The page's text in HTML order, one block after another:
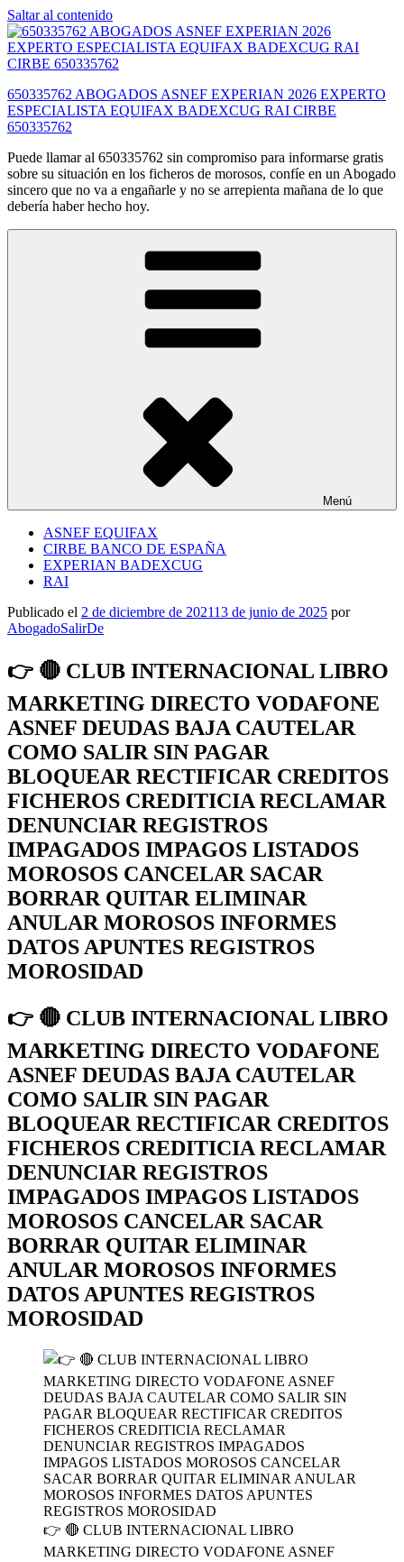
Saltar al contenido
650335762 ABOGADOS ASNEF EXPERIAN 2026 EXPERTO
ESPECIALISTA EQUIFAX BADEXCUG RAI CIRBE
650335762
Puede llamar al 650335762 sin compromiso para informarse gratis
sobre su situación en los ficheros de morosos, confíe en un Abogado
sincero que no va a engañarle y no se arrepienta mañana de lo que
debería haber hecho hoy.
Menú
ASNEF EQUIFAX
CIRBE BANCO DE ESPAÑA
EXPERIAN BADEXCUG
RAI
Publicado el 2 de diciembre de 202113 de junio de 2025 por
AbogadoSalirDe
👉 🔴 CLUB INTERNACIONAL LIBRO
MARKETING DIRECTO VODAFONE
ASNEF DEUDAS BAJA CAUTELAR
COMO SALIR SIN PAGAR
BLOQUEAR RECTIFICAR CREDITOS
FICHEROS CREDITICIA RECLAMAR
DENUNCIAR REGISTROS
IMPAGADOS IMPAGOS LISTADOS
MOROSOS CANCELAR SACAR
BORRAR QUITAR ELIMINAR
ANULAR MOROSOS INFORMES
DATOS APUNTES REGISTROS
MOROSIDAD
👉 🔴 CLUB INTERNACIONAL LIBRO
MARKETING DIRECTO VODAFONE
ASNEF DEUDAS BAJA CAUTELAR
COMO SALIR SIN PAGAR
BLOQUEAR RECTIFICAR CREDITOS
FICHEROS CREDITICIA RECLAMAR
DENUNCIAR REGISTROS
IMPAGADOS IMPAGOS LISTADOS
MOROSOS CANCELAR SACAR
BORRAR QUITAR ELIMINAR
ANULAR MOROSOS INFORMES
DATOS APUNTES REGISTROS
MOROSIDAD
👉 🔴 CLUB INTERNACIONAL LIBRO
MARKETING DIRECTO VODAFONE ASNEF